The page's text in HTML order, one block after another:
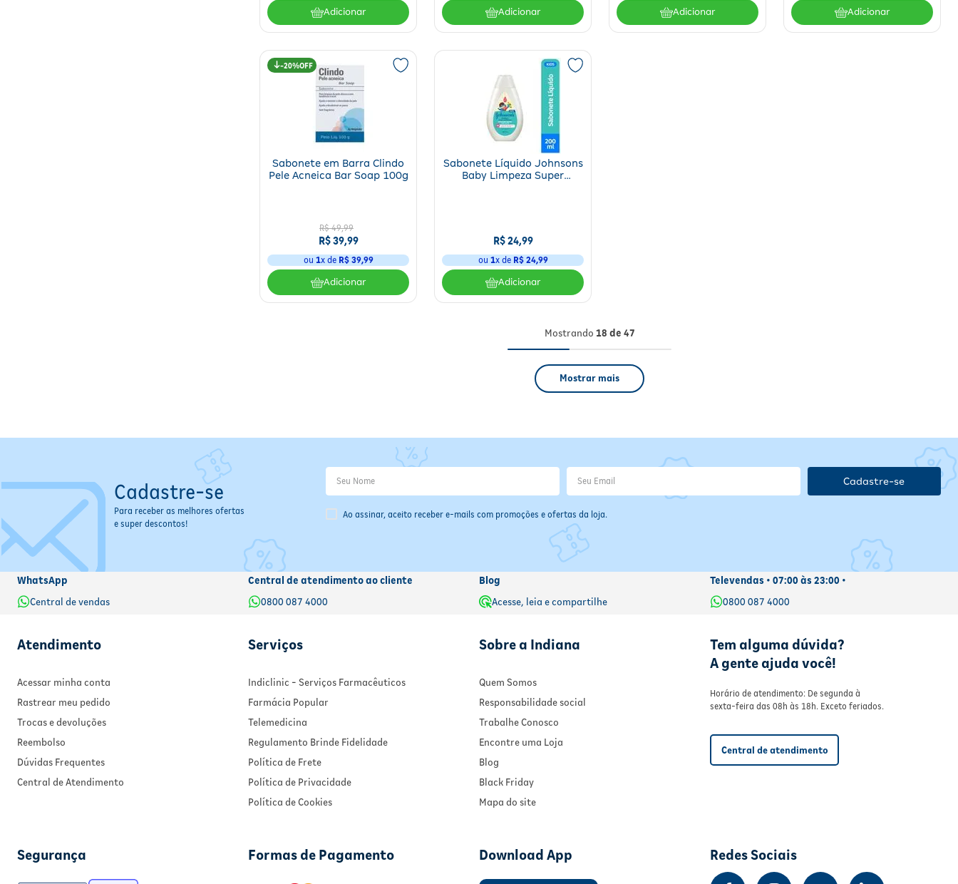
Adicionar Adicionar Adicionar Adicionar
20%
Sabonete em Barra Clindo
Pele Acneica Bar Soap 100g
R$ 49,99
R$ 39,99
ou 1x de R$ 39,99
Adicionar
Sabonete Líquido Johnsons
Baby Limpeza Super
R$ 24,99
ou 1x de R$ 24,99
Adicionar
Mostrando 18 de 47
Mostrar mais
Cadastre-se
Para receber as melhores ofertas
e super descontos!
Ao assinar, aceito receber e-mails com promoções e ofertas da loja.
Cadastre-se
WhatsApp
Central de vendas
Central de atendimento ao cliente
0800 087 4000
Blog
Acesse, leia e compartilhe
Televendas • 07:00 às 23:00 •
0800 087 4000
Atendimento
Acessar minha conta
Rastrear meu pedido
Trocas e devoluções
Reembolso
Dúvidas Frequentes
Central de Atendimento
Serviços
Indiclinic - Serviços Farmacêuticos
Farmácia Popular
Telemedicina
Regulamento Brinde Fidelidade
Política de Frete
Política de Privacidade
Política de Cookies
Sobre a Indiana
Quem Somos
Responsabilidade social
Trabalhe Conosco
Encontre uma Loja
Blog
Black Friday
Mapa do site
Tem alguma dúvida?
A gente ajuda você!
Horário de atendimento: De segunda à
sexta-feira das 08h às 18h. Exceto feriados.
Central de atendimento
Segurança Formas de Pagamento Download App Redes Sociais